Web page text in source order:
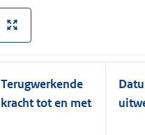
Terugwerkende
kracht tot en met